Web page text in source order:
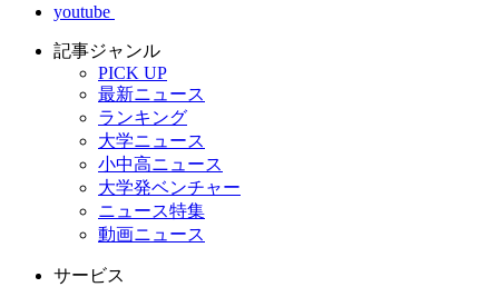
youtube
記事ジャンル
PICK UP
最新ニュース
ランキング
大学ニュース
小中高ニュース
大学発ベンチャー
ニュース特集
動画ニュース
サービス